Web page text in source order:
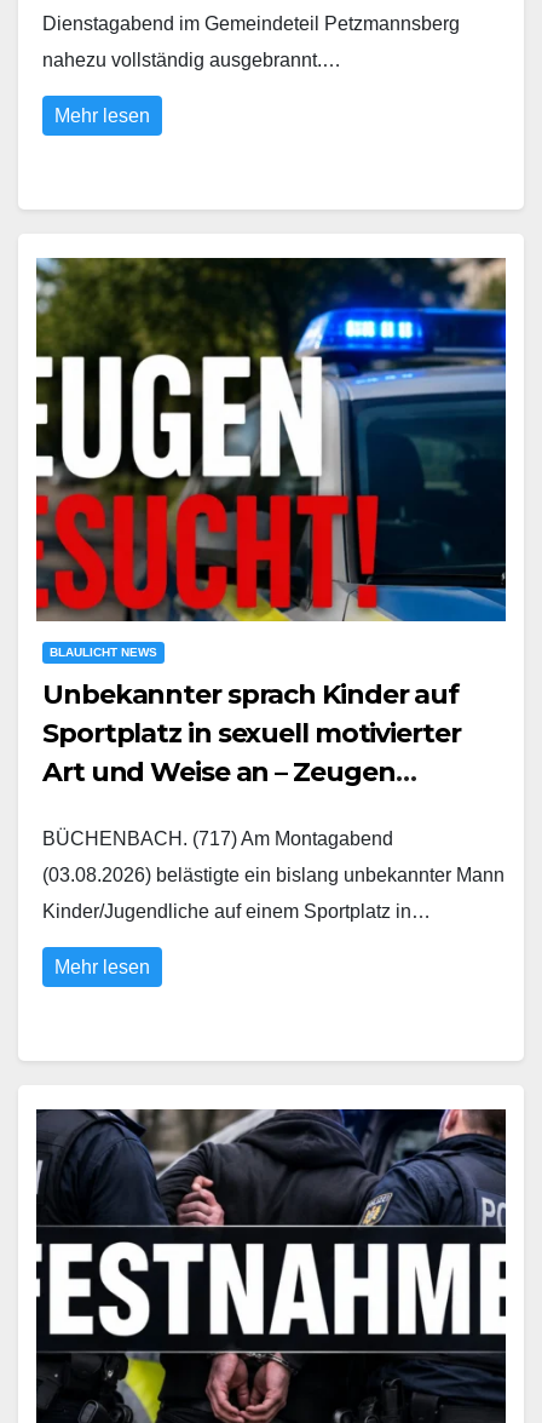
Dienstagabend im Gemeindeteil Petzmannsberg
nahezu vollständig ausgebrannt.…
Mehr lesen
BLAULICHT NEWS
Unbekannter sprach Kinder auf
Sportplatz in sexuell motivierter
Art und Weise an – Zeugen
BÜCHENBACH. (717) Am Montagabend
(03.08.2026) belästigte ein bislang unbekannter Mann
Kinder/Jugendliche auf einem Sportplatz in…
Mehr lesen